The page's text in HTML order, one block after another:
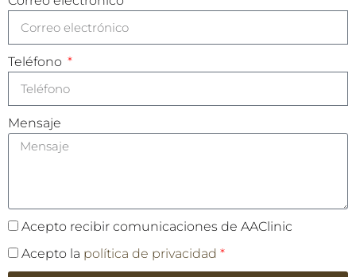
Teléfono
Mensaje
Acepto recibir comunicaciones de AAClinic
Acepto la política de privacidad *